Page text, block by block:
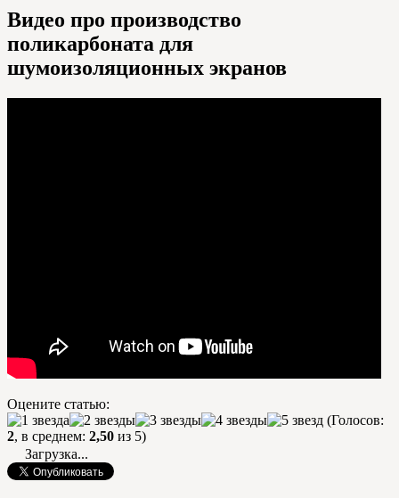
Видео про производство
поликарбоната для
шумоизоляционных экранов
Оцените статью:
(Голосов:
2, в среднем: 2,50 из 5)
Загрузка...